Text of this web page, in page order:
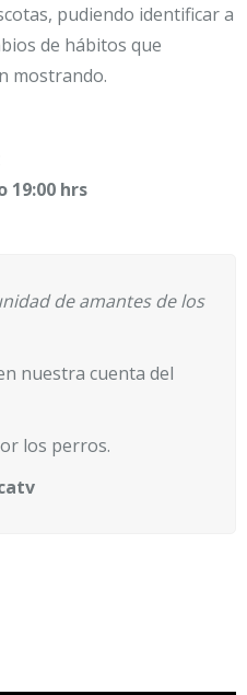
pudiendo identificar a
de hábitos que
mostrando.
19:00 hrs
de amantes de los
nuestra cuenta del
los perros.